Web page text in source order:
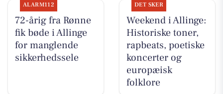
ALARM112
72-årig fra Rønne
fik bøde i Allinge
for manglende
sikkerhedssele
DET SKER
Weekend i Allinge:
Historiske toner,
rapbeats, poetiske
koncerter og
europæisk
folklore